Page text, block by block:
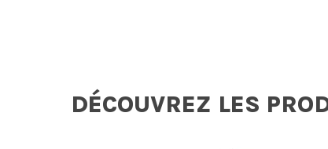
DÉCOUVREZ LES